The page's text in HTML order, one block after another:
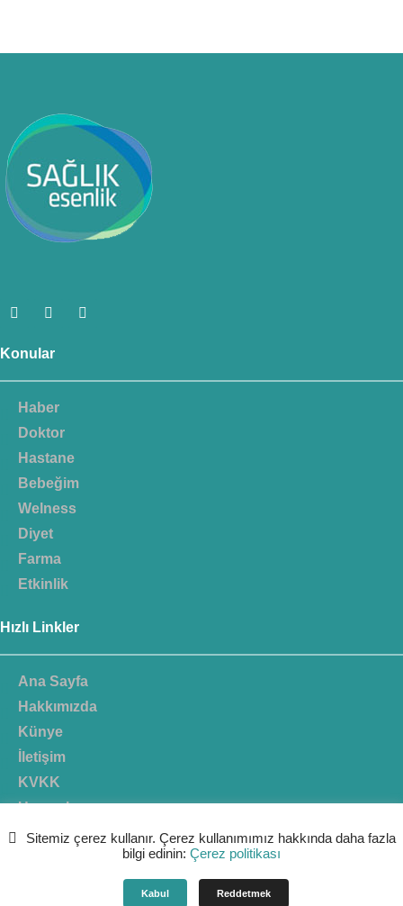
Konular
Haber
Doktor
Hastane
Bebeğim
Welness
Diyet
Farma
Etkinlik
Hızlı Linkler
Ana Sayfa
Hakkımızda
Künye
İletişim
KVKK
Uzmanlar
Tüm Haklar Saklıdır. Design By Tracemark
Sitemiz çerez kullanır. Çerez kullanımımız hakkında daha fazla
bilgi edinin: Çerez politikası
Kabul Reddetmek